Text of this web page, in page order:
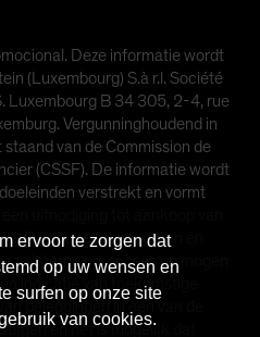
Deze informatie wordt
(Luxembourg) S.à r.l. Société
Luxembourg B 34 305, 2-4, rue
Vergunninghoudend in
staand van de Commission de
(CSSF). De informatie wordt
verstrekt en vormt
De geuite standpunten en
interne prognoses en mogen
indicatie van toekomstige
beleggingen in een van de
en het is mogelijk dat
ervoor te zorgen dat
op uw wensen en
surfen op onze site
van cookies.